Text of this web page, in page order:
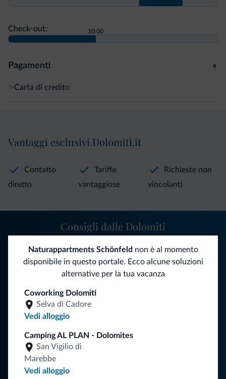
Check-out: 10:00
Pagamenti
Carta di credito
Naturappartments Schönfeld non è al momento
disponibile in questo portale. Ecco alcune soluzioni
alternative per la tua vacanza
Coworking Dolomiti
Selva di Cadore
Vedi alloggio
Camping AL PLAN - Dolomites
San Vigilio di
Marebbe
Vedi alloggio
Vantaggi esclusivi Dolomiti.it
Contatto
diretto
Tariffe
vantaggiose
Richieste non
vincolanti
Segui Dolomiti.it
Consigli dalle Dolomiti
Riceverai informazioni, offerte esclusive e news per la tua
vacanza nelle Dolomiti.
ISCRIVITI ALLA NEWSLETTER